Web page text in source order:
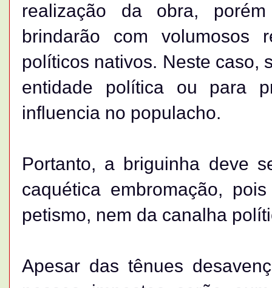
realização da obra,
brindarão com volumosos
políticos nativos. Neste caso,
entidade política ou para
influencia no populacho.
Portanto, a briguinha deve
caquética embromação,
petismo, nem da canalha
Apesar das tênues